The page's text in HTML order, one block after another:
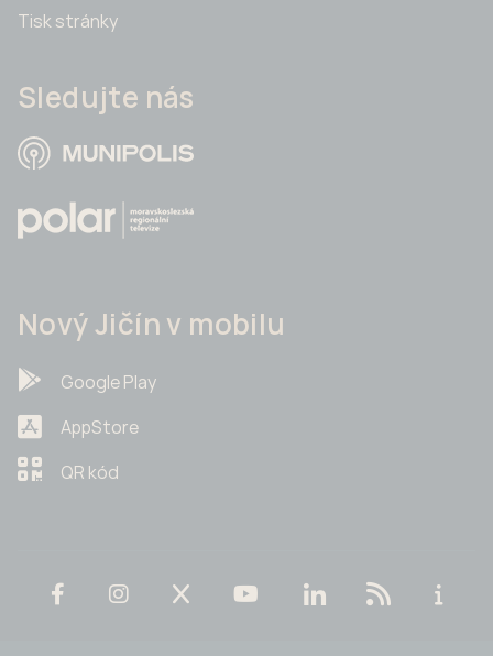
Tisk stránky
Sledujte nás
Nový Jičín v mobilu
Google Play
AppStore
QR kód